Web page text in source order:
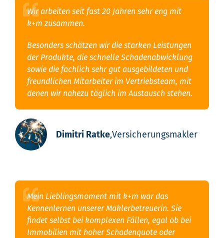
Wir arbeiten seit fast 20 Jahren sehr eng mit
k+m zusammen.
Besonders schätzen wir die starken Leistungen
der Produkte, die schnelle Schadenabwicklung
sowie die fachlich sehr gut ausgebildeten und
freundlichen Mitarbeiter im Vertriebsteam, mit
denen wir nahezu täglich im Austausch stehen.
Dimitri Ratke,Versicherungsmakler
Mein Lieblingsmoment mit k+m war das
Kennenlernen unserer Maklerbetreuerin. Sie
findet selbst bei komplexen Fällen, egal ob bei
Immobilien mit hoher Schadenquote oder